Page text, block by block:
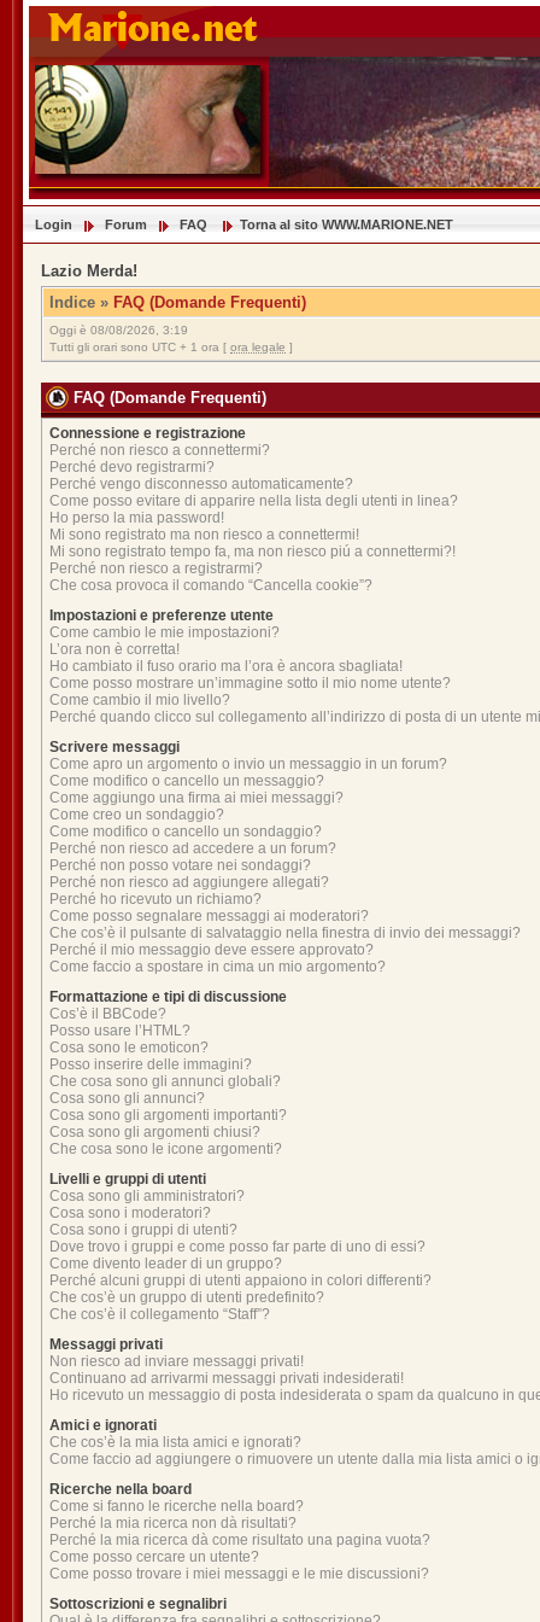
Login Forum FAQ Torna al sito WWW.MARIONE.NET
Lazio Merda!
Indice » FAQ (Domande Frequenti)
Oggi è 08/08/2026, 3:19
Tutti gli orari sono UTC + 1 ora [ ora legale ]
FAQ (Domande Frequenti)
Connessione e registrazione
Perché non riesco a connettermi?
Perché devo registrarmi?
Perché vengo disconnesso automaticamente?
Come posso evitare di apparire nella lista degli utenti in linea?
Ho perso la mia password!
Mi sono registrato ma non riesco a connettermi!
Mi sono registrato tempo fa, ma non riesco piú a connettermi?!
Perché non riesco a registrarmi?
Che cosa provoca il comando “Cancella cookie”?
Impostazioni e preferenze utente
Come cambio le mie impostazioni?
L’ora non è corretta!
Ho cambiato il fuso orario ma l’ora è ancora sbagliata!
Come posso mostrare un’immagine sotto il mio nome utente?
Come cambio il mio livello?
Perché quando clicco sul collegamento all’indirizzo di posta di un utente
Scrivere messaggi
Come apro un argomento o invio un messaggio in un forum?
Come modifico o cancello un messaggio?
Come aggiungo una firma ai miei messaggi?
Come creo un sondaggio?
Come modifico o cancello un sondaggio?
Perché non riesco ad accedere a un forum?
Perché non posso votare nei sondaggi?
Perché non riesco ad aggiungere allegati?
Perché ho ricevuto un richiamo?
Come posso segnalare messaggi ai moderatori?
Che cos’è il pulsante di salvataggio nella finestra di invio dei messaggi?
Perché il mio messaggio deve essere approvato?
Come faccio a spostare in cima un mio argomento?
Formattazione e tipi di discussione
Cos’è il BBCode?
Posso usare l’HTML?
Cosa sono le emoticon?
Posso inserire delle immagini?
Che cosa sono gli annunci globali?
Cosa sono gli annunci?
Cosa sono gli argomenti importanti?
Cosa sono gli argomenti chiusi?
Che cosa sono le icone argomenti?
Livelli e gruppi di utenti
Cosa sono gli amministratori?
Cosa sono i moderatori?
Cosa sono i gruppi di utenti?
Dove trovo i gruppi e come posso far parte di uno di essi?
Come divento leader di un gruppo?
Perché alcuni gruppi di utenti appaiono in colori differenti?
Che cos’è un gruppo di utenti predefinito?
Che cos’è il collegamento “Staff”?
Messaggi privati
Non riesco ad inviare messaggi privati!
Continuano ad arrivarmi messaggi privati indesiderati!
Ho ricevuto un messaggio di posta indesiderata o spam da qualcuno in
Amici e ignorati
Che cos’è la mia lista amici e ignorati?
Come faccio ad aggiungere o rimuovere un utente dalla mia lista amici o
Ricerche nella board
Come si fanno le ricerche nella board?
Perché la mia ricerca non dà risultati?
Perché la mia ricerca dà come risultato una pagina vuota?
Come posso cercare un utente?
Come posso trovare i miei messaggi e le mie discussioni?
Sottoscrizioni e segnalibri